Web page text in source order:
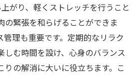
がり、軽くストレッチを行うこと
の緊張を和らげることができま
管理も重要です。定期的なリラク
しむ時間を設け、心身のバランス
りの解消に大いに役立ちます。こ